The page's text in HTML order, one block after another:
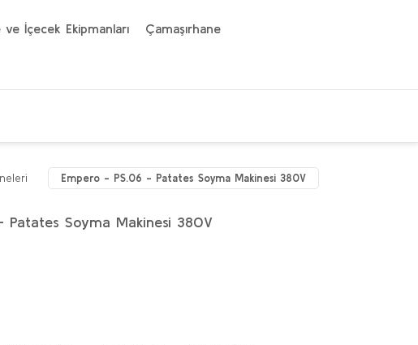
ve İçecek Ekipmanları Çamaşırhane
Empero - PS.06 - Patates Soyma Makinesi 380V
Patates Soyma Makinesi 380V